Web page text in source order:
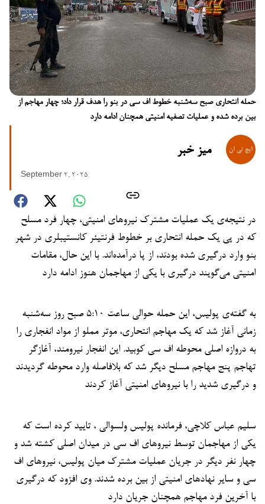
حمله انتحاری صبح سه‌شنبه خطوط اف سی در بنو را هدف قرار داد؛ چهار مهاجم از
بین برده شده و عملیات تصفیه امنیتی همچنان ادامه دارد
میز خبر
September 2, 2025
در نتیجه‌ی یک عملیات مشترک نیروهای امنیتی، چهار فرد مسلح
که در پی یک حمله انتحاری بر خطوط فرنتیئر کانستیبلری در شهر
بنو وارد درگیری شده بودند، از پا درآمده‌اند. با این حال، مقامات
امنیتی می‌گویند درگیری با یکی از مهاجمان هنوز ادامه دارد
به گفته‌ی پولیس، این حمله حوالی ساعت ۵:۱۰ صبح روز سه‌شنبه
زمانی آغاز شد که یک مهاجم انتحاری، موتر مملو از مواد انفجاری را
به دروازه اصلی محوطه اف سی کوبید. این انفجار نیرومند، آغازگر
تهاجم پنج مهاجم مسلح دیگر شد که بلافاصله وارد محوطه گردیدند
و درگیری شدید را با نیروهای امنیتی آغاز کردند
سلیم عباس کلاچی، فرمانده پولیس ولسوالی ، تایید کرده است که
یکی از مهاجمان توسط نیروهای اف سی در میدان اصلی کشته شد و
چهار نفر دیگر در جریان عملیات مشترک میان پولیس، نیروهای اف
سی و سایر نهادهای امنیتی از بین برده شدند. وی افزود که درگیری
با آخرین فرد مهاجم همچنان جریان دارد